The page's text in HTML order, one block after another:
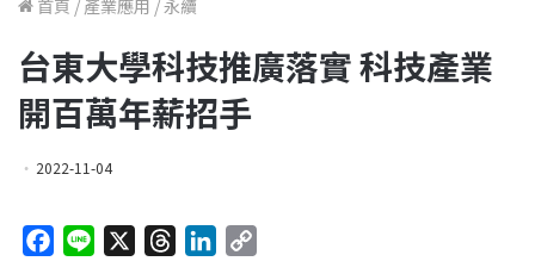
首頁 / 產業應用 /永續
台東大學科技推廣落實 科技產業
開百萬年薪招手
2022-11-04